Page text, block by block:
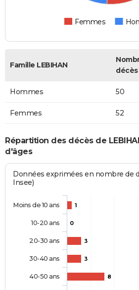
Femmes
Famille LEBIHAN
décès
Hommes 50
Femmes 52
Répartition des décès de
d'âges
Données exprimées en nombre de
Insee)
1
0
3
3
8
Moins de 10 ans
10-20 ans
20-30 ans
30-40 ans
40-50 ans